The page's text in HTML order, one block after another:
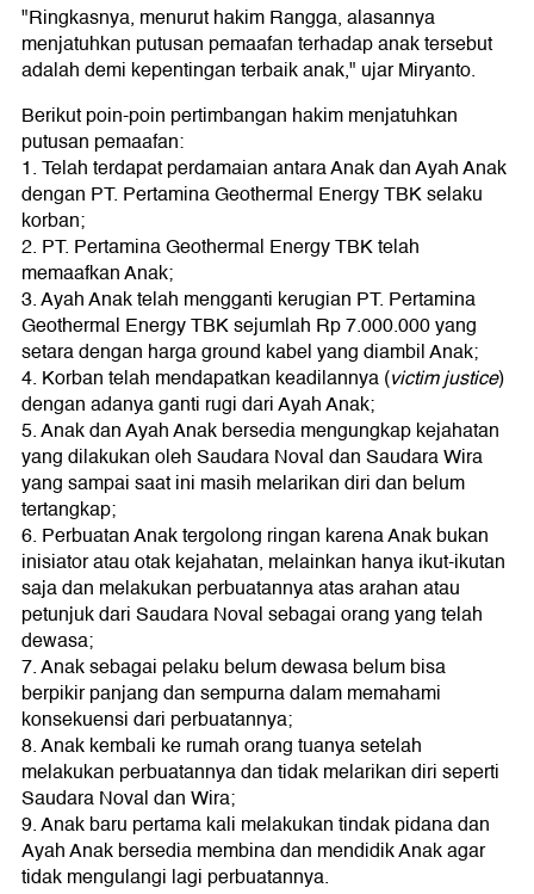
"Ringkasnya, menurut hakim Rangga, alasannya
menjatuhkan putusan pemaafan terhadap anak tersebut
adalah demi kepentingan terbaik anak," ujar Miryanto.
Berikut poin-poin pertimbangan hakim menjatuhkan
putusan pemaafan:
1. Telah terdapat perdamaian antara Anak dan Ayah Anak
dengan PT. Pertamina Geothermal Energy TBK selaku
korban;
2. PT. Pertamina Geothermal Energy TBK telah
memaafkan Anak;
3. Ayah Anak telah mengganti kerugian PT. Pertamina
Geothermal Energy TBK sejumlah Rp 7.000.000 yang
setara dengan harga ground kabel yang diambil Anak;
4. Korban telah mendapatkan keadilannya (victim justice)
dengan adanya ganti rugi dari Ayah Anak;
5. Anak dan Ayah Anak bersedia mengungkap kejahatan
yang dilakukan oleh Saudara Noval dan Saudara Wira
yang sampai saat ini masih melarikan diri dan belum
tertangkap;
6. Perbuatan Anak tergolong ringan karena Anak bukan
inisiator atau otak kejahatan, melainkan hanya ikut-ikutan
saja dan melakukan perbuatannya atas arahan atau
petunjuk dari Saudara Noval sebagai orang yang telah
dewasa;
7. Anak sebagai pelaku belum dewasa belum bisa
berpikir panjang dan sempurna dalam memahami
konsekuensi dari perbuatannya;
8. Anak kembali ke rumah orang tuanya setelah
melakukan perbuatannya dan tidak melarikan diri seperti
Saudara Noval dan Wira;
9. Anak baru pertama kali melakukan tindak pidana dan
Ayah Anak bersedia membina dan mendidik Anak agar
tidak mengulangi lagi perbuatannya.